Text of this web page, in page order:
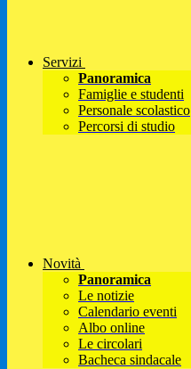
Servizi
Panoramica
Famiglie e studenti
Personale scolastico
Percorsi di studio
Novità
Panoramica
Le notizie
Calendario eventi
Albo online
Le circolari
Bacheca sindacale